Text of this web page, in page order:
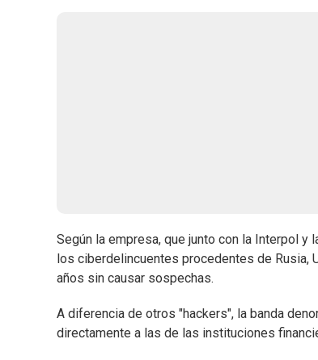
Según la empresa, que junto con la Interpol
los ciberdelincuentes procedentes de Rusia,
años sin causar sospechas.
A diferencia de otros "hackers", la banda
directamente a las de las instituciones